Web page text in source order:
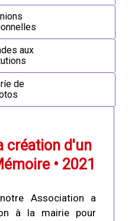
aux
de
création d'un
• 2021
Association a
à la mairie pour